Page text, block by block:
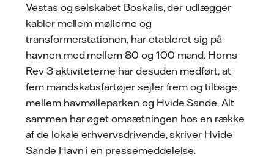
Vestas og selskabet Boskalis, der udlægger
kabler mellem møllerne og
transformerstationen, har etableret sig på
havnen med mellem 80 og 100 mand. Horns
Rev 3 aktiviteterne har desuden medført, at
fem mandskabsfartøjer sejler frem og tilbage
mellem havmølleparken og Hvide Sande. Alt
sammen har øget omsætningen hos en række
af de lokale erhvervsdrivende, skriver Hvide
Sande Havn i en pressemeddelelse.